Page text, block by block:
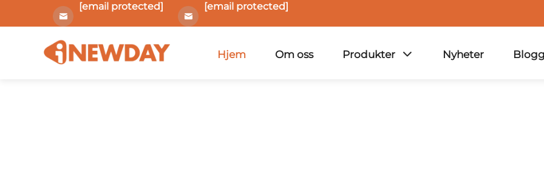
[email protected] [email protected]
Hjem Om oss Produkter Nyheter Blogg